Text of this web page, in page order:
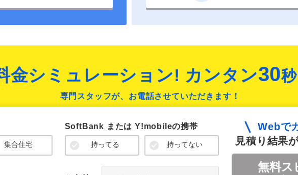
金シミュレーション! カンタン30秒
専門スタッフが、お電話させていただきます！